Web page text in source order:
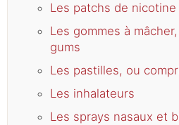
Les patchs de nicotine
Les gommes à
gums
Les pastilles, ou
Les inhalateurs
Les sprays nasaux et